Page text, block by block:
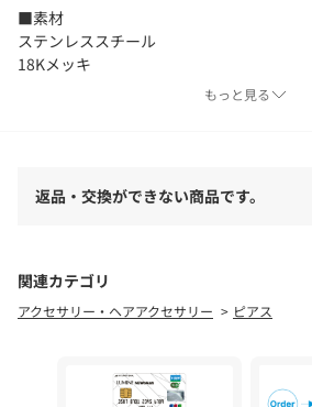
■素材
ステンレススチール
18Kメッキ
・アクセサリーは長時間付けず、汗をかい
■メーカー品番：DOUGLAS BANGLE
はギリシャ神話に登場するハルピュイア
もっと見る
返品・交換ができない商品です。
関連カテゴリ
アクセサリー・ヘアアクセサリー ピアス